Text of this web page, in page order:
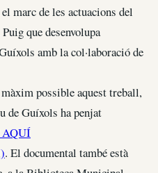
marc de les actuacions del
que desenvolupa
amb la col·laboració de
possible aquest treball,
de Guíxols ha penjat
. El documental també està